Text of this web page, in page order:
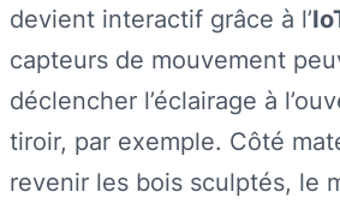
devient interactif grâce à l’
capteurs de mouvement
déclencher l’éclairage à
tiroir, par exemple. Côté
revenir les bois sculptés, le